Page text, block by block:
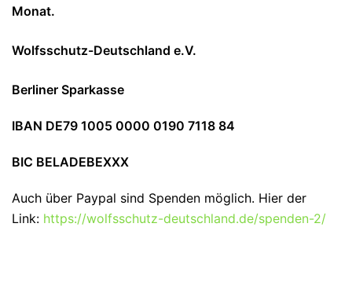
Monat.
Wolfsschutz-Deutschland e.V.
Berliner Sparkasse
IBAN DE79 1005 0000 0190 7118 84
BIC BELADEBEXXX
Auch über Paypal sind Spenden möglich. Hier der
Link: https://wolfsschutz-deutschland.de/spenden-2/